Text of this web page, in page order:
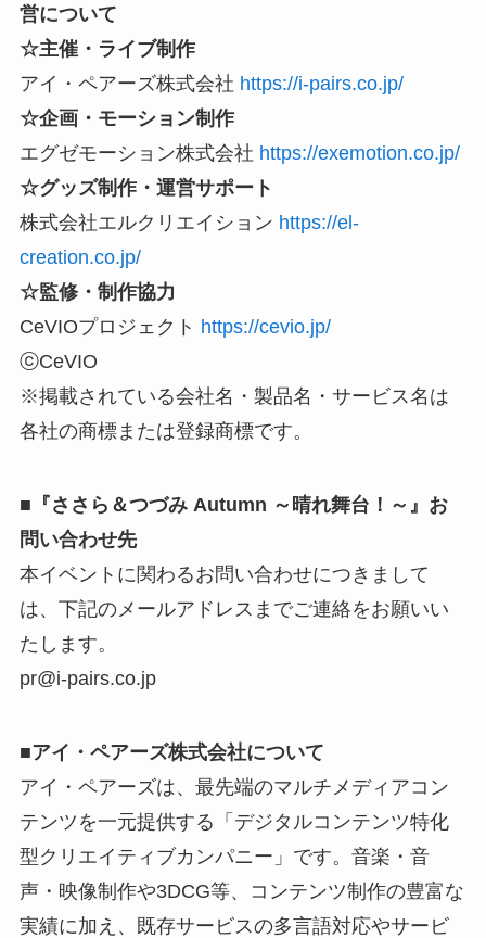
営について
☆主催・ライブ制作
アイ・ペアーズ株式会社 https://i-pairs.co.jp/
☆企画・モーション制作
エグゼモーション株式会社 https://exemotion.co.jp/
☆グッズ制作・運営サポート
株式会社エルクリエイション https://el-
creation.co.jp/
☆監修・制作協力
CeVIOプロジェクト https://cevio.jp/
ⓒCeVIO
※掲載されている会社名・製品名・サービス名は
各社の商標または登録商標です。
■『ささら＆つづみ Autumn ～晴れ舞台！～』お
問い合わせ先
本イベントに関わるお問い合わせにつきまして
は、下記のメールアドレスまでご連絡をお願いい
たします。
pr@i-pairs.co.jp
■アイ・ペアーズ株式会社について
アイ・ペアーズは、最先端のマルチメディアコン
テンツを一元提供する「デジタルコンテンツ特化
型クリエイティブカンパニー」です。音楽・音
声・映像制作や3DCG等、コンテンツ制作の豊富な
実績に加え、既存サービスの多言語対応やサービ